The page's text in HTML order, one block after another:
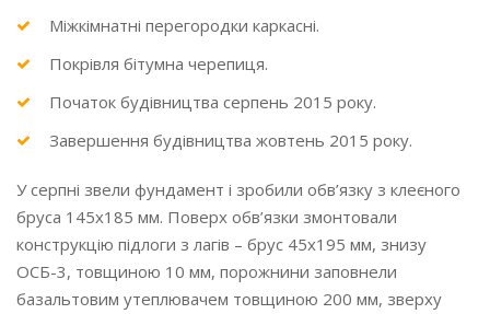
Міжкімнатні перегородки каркасні.
Покрівля бітумна черепиця.
Початок будівництва серпень 2015 року.
Завершення будівництва жовтень 2015 року.
У серпні звели фундамент і зробили обв’язку з клеєного
бруса 145х185 мм. Поверх обв’язки змонтовали
конструкцію підлоги з лагів – брус 45х195 мм, знизу
ОСБ-3, товщиною 10 мм, порожнини заповнели
базальтовим утеплювачем товщиною 200 мм, зверху